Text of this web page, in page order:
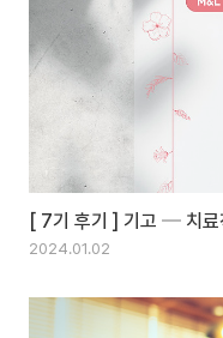
[ 7기 후기 ]
2024.01.02